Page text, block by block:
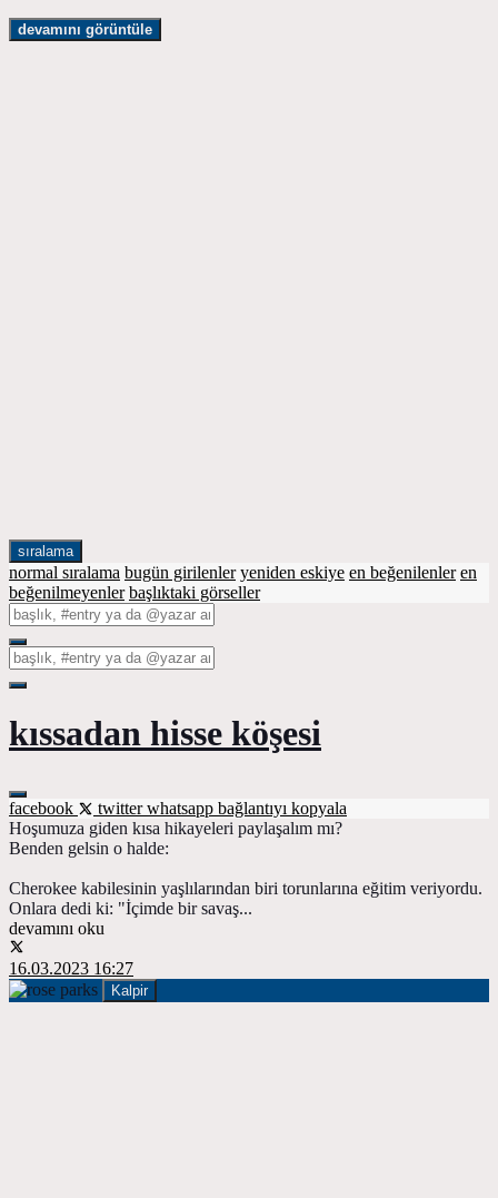
devamını görüntüle
sıralama
normal sıralama bugün girilenler yeniden eskiye en beğenilenler en
beğenilmeyenler başlıktaki görseller
kıssadan hisse köşesi
facebook twitterwhatsapp bağlantıyı kopyala
Hoşumuza giden kısa hikayeleri paylaşalım mı?
Benden gelsin o halde:
Cherokee kabilesinin yaşlılarından biri torunlarına eğitim veriyordu.
Onlara dedi ki: "İçimde bir savaş...
devamını oku
16.03.2023 16:27
Kalpir